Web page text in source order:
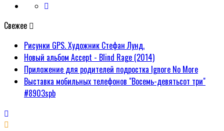
Свежее
Рисунки GPS. Художник Стефан Лунд.
Новый альбом Accept - Blind Rage (2014)
Приложение для родителей подростка Ignore No More
Выставка мобильных телефонов "Восемь-девятьсот три"
#8903spb